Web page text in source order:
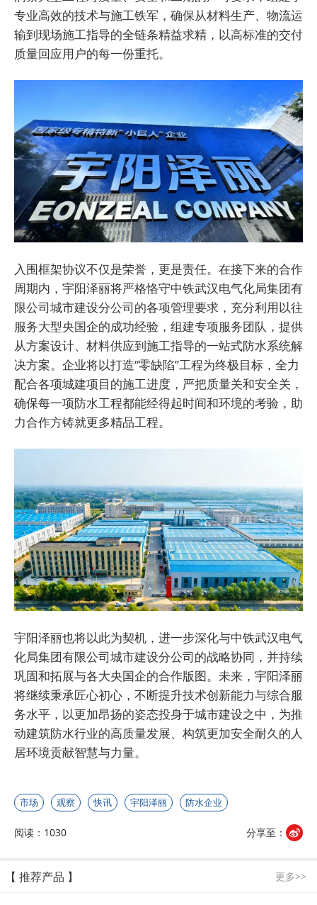
专业高效的技术与施工铁军，确保从材料生产、物流运
输到现场施工指导的全链条精益求精，以高标准的交付
质量回应用户的每一份重托。
入围框架协议不仅是荣誉，更是责任。在接下来的合作
周期内，宇阳泽丽将严格恪守中铁武汉电气化局集团有
限公司城市建设分公司的各项管理要求，充分利用以往
服务大型央国企的成功经验，组建专项服务团队，提供
从方案设计、材料供应到施工指导的一站式防水系统解
决方案。企业将以打造“零缺陷”工程为终极目标，全力
配合各项城建项目的施工进度，严把质量关和安全关，
确保每一项防水工程都能经得起时间和环境的考验，助
力合作方铸就更多精品工程。
宇阳泽丽也将以此为契机，进一步深化与中铁武汉电气
化局集团有限公司城市建设分公司的战略协同，并持续
巩固和拓展与各大央国企的合作版图。未来，宇阳泽丽
将继续秉承匠心初心，不断提升技术创新能力与综合服
务水平，以更加昂扬的姿态投身于城市建设之中，为推
动建筑防水行业的高质量发展、构筑更加安全耐久的人
居环境贡献智慧与力量。
市场 观察 快讯 宇阳泽丽 防水企业
阅读：1030 分享至：
【 推荐产品 】 更多>>